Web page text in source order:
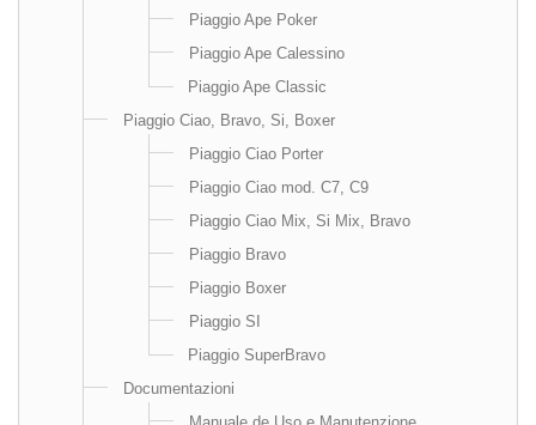
Piaggio Ape Poker
Piaggio Ape Calessino
Piaggio Ape Classic
Piaggio Ciao, Bravo, Si, Boxer
Piaggio Ciao Porter
Piaggio Ciao mod. C7, C9
Piaggio Ciao Mix, Si Mix, Bravo
Piaggio Bravo
Piaggio Boxer
Piaggio SI
Piaggio SuperBravo
Documentazioni